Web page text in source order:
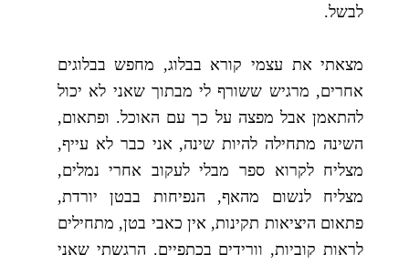
לבשל.
מצאתי את עצמי קורא בבלוג, מחפש בבלוגים
אחרים, מרגיש ששורף לי מבתוך שאני לא יכול
להתאמן אבל מפצה על כך עם האוכל. ופתאום,
השינה מתחילה להיות שינה, אני כבר לא עייף,
מצליח לקרוא ספר מבלי לעקוב אחרי נמלים,
מצליח לנשום מהאף, הנפיחות בבטן יורדת,
פתאום היציאות תקינות, אין כאבי בטן, מתחילים
לראות קוביות, וורידים בכתפיים. הרגשתי שאני